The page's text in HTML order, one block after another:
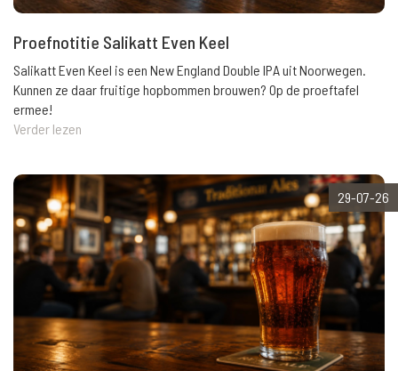
Proefnotitie Salikatt Even Keel
Salikatt Even Keel is een New England Double IPA uit Noorwegen.
Kunnen ze daar fruitige hopbommen brouwen? Op de proeftafel
ermee!
Verder lezen
29-07-26